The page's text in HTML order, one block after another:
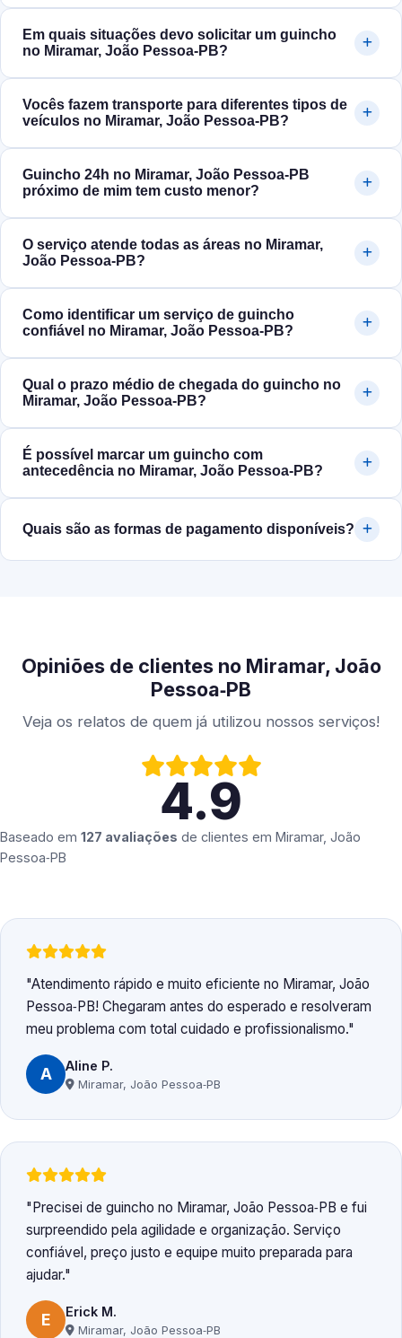
Em quais situações devo solicitar um guincho
no Miramar, João Pessoa‑PB?
Vocês fazem transporte para diferentes tipos de
veículos no Miramar, João Pessoa‑PB?
Guincho 24h no Miramar, João Pessoa‑PB
próximo de mim tem custo menor?
O serviço atende todas as áreas no Miramar,
João Pessoa‑PB?
Como identificar um serviço de guincho
confiável no Miramar, João Pessoa‑PB?
Qual o prazo médio de chegada do guincho no
Miramar, João Pessoa‑PB?
É possível marcar um guincho com
antecedência no Miramar, João Pessoa‑PB?
Quais são as formas de pagamento disponíveis?
Opiniões de clientes no Miramar, João
Pessoa‑PB
Veja os relatos de quem já utilizou nossos serviços!
4.9
Baseado em 127 avaliações de clientes em Miramar, João
Pessoa‑PB
Atendimento rápido e muito eficiente no Miramar, João
Pessoa‑PB! Chegaram antes do esperado e resolveram
meu problema com total cuidado e profissionalismo.
A Aline P.
Miramar, João Pessoa‑PB
Precisei de guincho no Miramar, João Pessoa‑PB e fui
surpreendido pela agilidade e organização. Serviço
confiável, preço justo e equipe muito preparada para
ajudar.
E Erick M.
Miramar, João Pessoa‑PB